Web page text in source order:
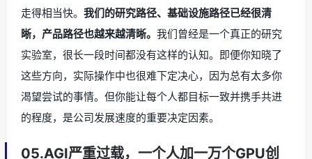
走得相当快。 我们的研究路径、基础设施路径已经很清
晰，产品路径也越来越清晰。 我们曾经是一个真正的研究
实验室，很长一段时间都没有这样的认知。即便你知晓了
这些方向，实际操作中也很难下定决心，因为总有太多你
渴望尝试的事情。但你能让每个人都目标一致并携手共进
的程度，是公司发展速度的重要决定因素。
05.AGI严重过载，一个人加一万个GPU创